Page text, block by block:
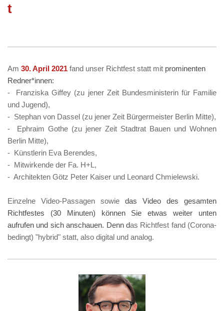
t
Am 30. April 2021 fand unser Richtfest statt mit prominenten
Redner*innen:
- Franziska Giffey (zu jener Zeit Bundesministerin für Familie
und Jugend),
- Stephan von Dassel (zu jener Zeit Bürgermeister Berlin Mitte),
- Ephraim Gothe (zu jener Zeit Stadtrat Bauen und Wohnen
Berlin Mitte),
- Künstlerin Eva Berendes,
- Mitwirkende der Fa. H+L,
- Architekten Götz Peter Kaiser und Leonard Chmielewski.
Einzelne Video-Passagen sowie das Video des gesamten
Richtfestes (30 Minuten) können Sie etwas weiter unten
aufrufen und sich anschauen. Denn das Richtfest fand (Corona-
bedingt) "hybrid" statt, also digital und analog.